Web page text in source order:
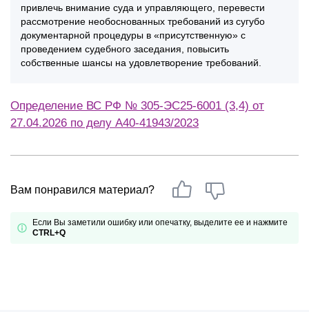
привлечь внимание суда и управляющего, перевести
рассмотрение необоснованных требований из сугубо
документарной процедуры в «присутственную» с
проведением судебного заседания, повысить
собственные шансы на удовлетворение требований.
Определение ВС РФ № 305-ЭС25-6001 (3,4) от
27.04.2026 по делу А40-41943/2023
Вам понравился материал?
Если Вы заметили ошибку или опечатку, выделите ее и нажмите
CTRL+Q